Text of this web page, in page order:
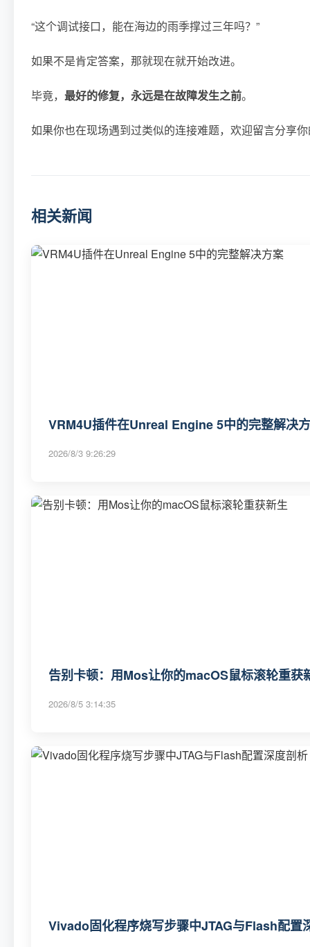
“这个调试接口，能在海边的雨季撑过三年吗？”
如果不是肯定答案，那就现在就开始改进。
毕竟， 最好的修复，永远是在故障发生之前。
如果你也在现场遇到过类似的连接难题，欢迎留言分享
相关新闻
VRM4U插件在Unreal Engine 5中的完整解决
2026/8/3 9:26:29
告别卡顿：用Mos让你的macOS鼠标滚轮重获
2026/8/5 3:14:35
Vivado固化程序烧写步骤中JTAG与Flash配置